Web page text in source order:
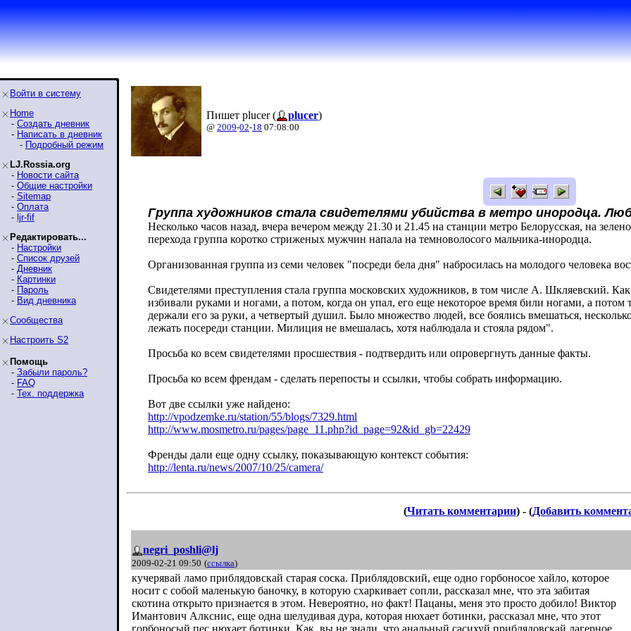
Войти в систему
Home
- Создать дневник
- Написать в дневник
- Подробный режим
LJ.Rossia.org
- Новости сайта
- Общие настройки
- Sitemap
- Оплата
- ljr-fif
Редактировать...
- Настройки
- Список друзей
- Дневник
- Картинки
- Пароль
- Вид дневника
Сообщества
Настроить S2
Помощь
- Забыли пароль?
- FAQ
- Тех. поддержка
Пишет plucer ( plucer)
@ 2009-02-18 07:08:00
Группа художников стала свидетелями убийства в метро инородца.
Несколько часов назад, вчера вечером между 21.30 и 21.45 на станции метро Белорусская, на
перехода группа коротко стриженых мужчин напала на темноволосого мальчика-инородца.
Организованная группа из семи человек "посреди бела дня" набросилась на молодого человека
Свидетелями преступления стала группа московских художников, в том числе А. Шкляевский.
избивали руками и ногами, а потом, когда он упал, его еще некоторое время били ногами, а
держали его за руки, а четвертый душил. Было множество людей, все боялись вмешаться,
лежать посереди станции. Милиция не вмешалась, хотя наблюдала и стояла рядом".
Просьба ко всем свидетелями просшествия - подтвердить или опровергнуть данные факты.
Просьба ко всем френдам - сделать перепосты и ссылки, чтобы собрать информацию.
Вот две ссылки уже найдено:
http://vpodzemke.ru/station/55/blogs/7329.html
http://www.mosmetro.ru/pages/page_11.php?id_page=92&id_gb=22429
Френды дали еще одну ссылку, показывающую контекст события:
http://lenta.ru/news/2007/10/25/camera/
(Читать комментарии) - (Добавить
negri_poshli@lj
2009-02-21 09:50 (ссылка)
кучерявай ламо приблядовскай старая соска. Приблядовский, еще одно горбоносое хайло, которое
носит с собой маленькую баночку, в которую схаркивает сопли, рассказал мне, что эта забитая
скотина открыто признается в этом. Невероятно, но факт! Пацаны, меня это просто добило! Виктор
Имантович Алкснис, еще одна шелудивая дура, которая нюхает ботинки, рассказал мне, что этот
горбоносый пес нюхает ботинки. Как, вы не знали, что анальный сасихуй приблядовскай лагерное